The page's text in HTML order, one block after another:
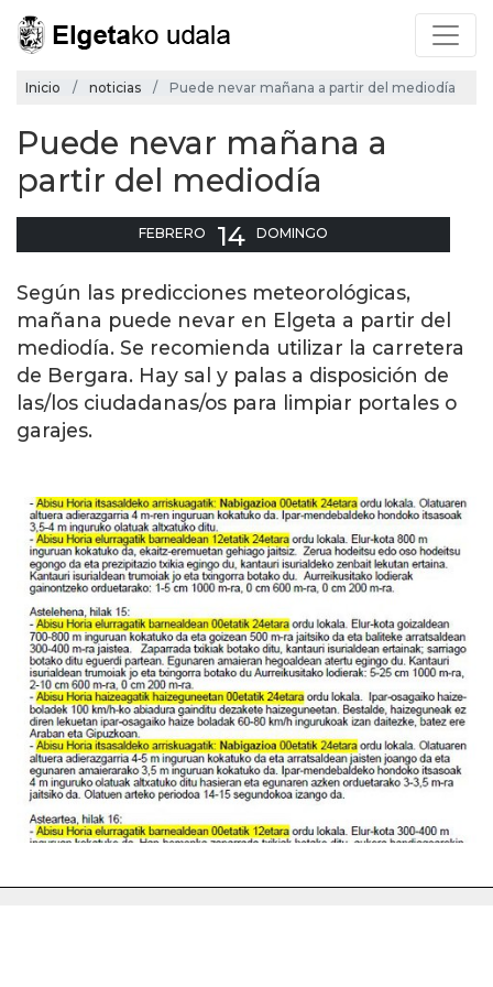
Inicio noticias Puede nevar mañana a partir del mediodía
Puede nevar mañana a
partir del mediodía
FEBRERO 14 DOMINGO
Según las predicciones meteorológicas,
mañana puede nevar en Elgeta a partir del
mediodía. Se recomienda utilizar la carretera
de Bergara. Hay sal y palas a disposición de
las/los ciudadanas/os para limpiar portales o
garajes.